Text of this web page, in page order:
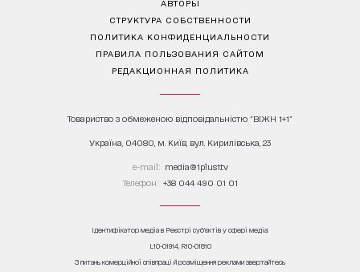
АВТОРЫ
СТРУКТУРА СОБСТВЕННОСТИ
ПОЛИТИКА КОНФИДЕНЦИАЛЬНОСТИ
ПРАВИЛА ПОЛЬЗОВАНИЯ САЙТОМ
РЕДАКЦИОННАЯ ПОЛИТИКА
Товариство з обмеженою відповідальністю "ВІЖН 1+1"
Україна, 04080, м. Київ, вул. Кирилівська, 23
е-mail: media@1plus1.tv
Телефон: +38 044 490 01 01
Ідентифікатор медіа в Реєстрі суб’єктів у сфері медіа:
L10-01914, R10-01810
З питань комерційної співпраці й розміщення реклами звертайтесь